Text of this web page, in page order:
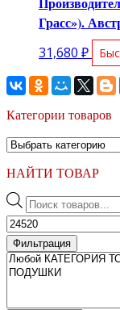
Грасс»).
31,680 ₽
Категории товаров
НАЙТИ ТОВАР
Поиск
товаров
Минимальная
цена
Фильтрация